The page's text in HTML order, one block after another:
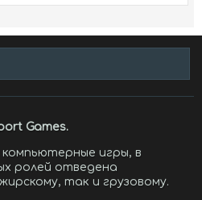
Games.
игры, в
ролей отведена
так и грузовому.